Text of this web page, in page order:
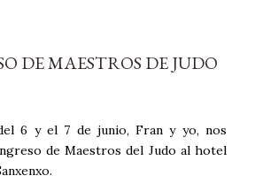
DE MAESTROS DE JUDO
6 y el 7 de junio, Fran y yo, nos
de Maestros del Judo al hotel